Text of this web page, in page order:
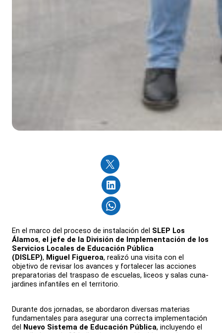
En el marco del proceso de instalación del SLEP Los
Álamos, el jefe de la División de Implementación de los
Servicios Locales de Educación Pública
(DISLEP), Miguel Figueroa, realizó una visita con el
objetivo de revisar los avances y fortalecer las acciones
preparatorias del traspaso de escuelas, liceos y salas cuna-
jardines infantiles en el territorio.
Durante dos jornadas, se abordaron diversas materias
fundamentales para asegurar una correcta implementación
del Nuevo Sistema de Educación Pública, incluyendo el